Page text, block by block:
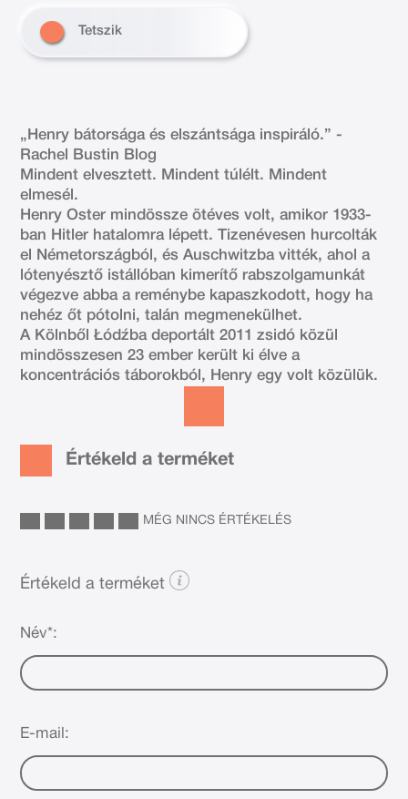
Tetszik
„Henry bátorsága és elszántsága inspiráló.” -
Rachel Bustin Blog
Mindent elvesztett. Mindent túlélt. Mindent
elmesél.
Henry Oster mindössze ötéves volt, amikor 1933-
ban Hitler hatalomra lépett. Tizenévesen hurcolták
el Németországból, és Auschwitzba vitték, ahol a
lótenyésztő istállóban kimerítő rabszolgamunkát
végezve abba a reménybe kapaszkodott, hogy ha
nehéz őt pótolni, talán megmenekülhet.
A Kölnből Łódźba deportált 2011 zsidó közül
mindösszesen 23 ember került ki élve a
koncentrációs táborokból, Henry egy volt közülük.
Értékeld a terméket
MÉG NINCS ÉRTÉKELÉS
Értékeld a terméket
Név*:
E-mail: